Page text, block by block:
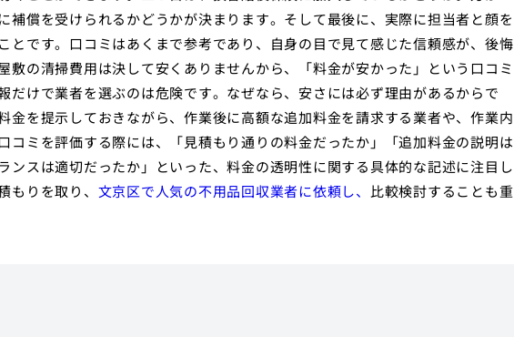
補償を受けられるかどうかが決まります。そして最後に、実際に担当者と顔を
とです。口コミはあくまで参考であり、自身の目で見て感じた信頼感が、後悔
敷の清掃費用は決して安くありませんから、「料金が安かった」という口コミ
だけで業者を選ぶのは危険です。なぜなら、安さには必ず理由があるからで
金を提示しておきながら、作業後に高額な追加料金を請求する業者や、作業内
コミを評価する際には、「見積もり通りの料金だったか」「追加料金の説明は
ンスは適切だったか」といった、料金の透明性に関する具体的な記述に注目し
もりを取り、 文京区で人気の不用品回収業者に依頼し、
比較検討することも重